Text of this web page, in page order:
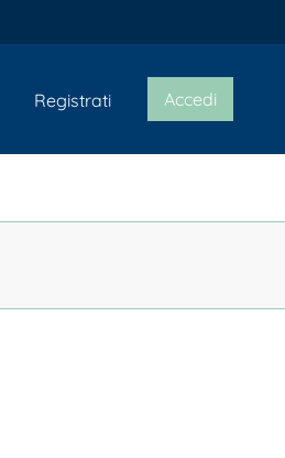
Registrati Accedi